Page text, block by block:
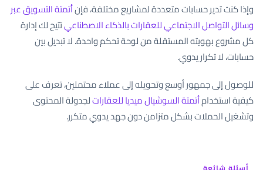
وإذا كنت تدير حسابات متعددة لمشاريع مختلفة، فإنأتمتة التسويق عبر
وسائل التواصل الاجتماعي للعقارات بالذكاء الاصطناعيتتيح لك إدارة
كل مشروع بهويته المستقلة من لوحة تحكم واحدة. لا تبديل بين
حسابات، لا تكرار يدوي.
للوصول إلى جمهور أوسع وتحويله إلى عملاء محتملين، تعرف على
كيفية استخدامأتمتة السوشيال ميديا للعقاراتلجدولة المحتوى
وتشغيل الحملات بشكل متزامن دون جهد يدوي متكرر.